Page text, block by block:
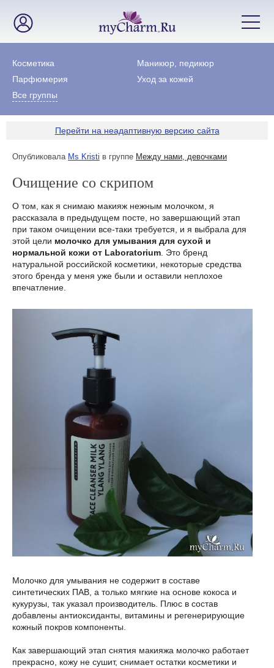
Косметика
Маникюр, педикюр
Парфюмерия
Уход за кожей
Все группы
Перейти на неадаптивную версию сайта
Опубликовала Ms Kristi в группе Между нами, девочками
Очищение со скрипом
О том, как я снимаю макияж нежным молочком, я
рассказала в предыдущем посте, но завершающий этап
при таком очищении все-таки требуется, и я выбрала для
этой цели молочко для умывания для сухой и
нормальной кожи от Laboratorium . Это бренд
натуральной российской косметики, некоторые средства
этого бренда у меня уже были и оставили неплохое
впечатление.
Молочко для умывания не содержит в составе
синтетических ПАВ, а только мягкие на основе кокоса и
кукурузы, так указал производитель. Плюс в состав
добавлены антиоксиданты, витамины и регенерирующие
кожный покров компоненты.
Как завершающий этап снятия макияжа молочко работает
прекрасно, кожу не сушит, снимает остатки косметики и